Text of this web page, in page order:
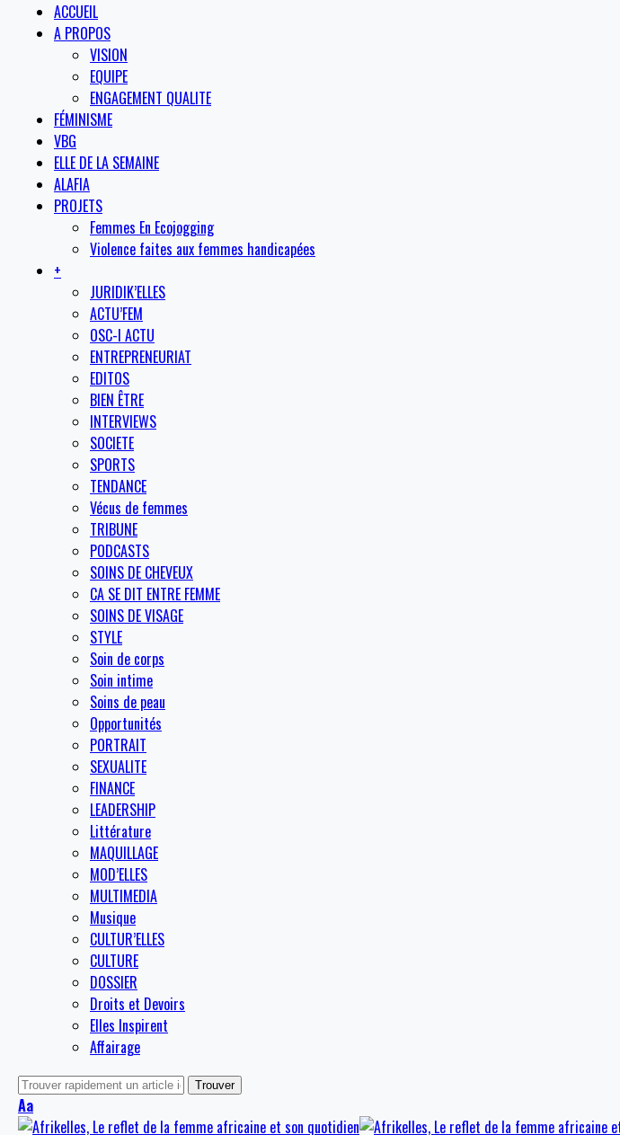
ACCUEIL
A PROPOS
VISION
EQUIPE
ENGAGEMENT QUALITE
FÉMINISME
VBG
ELLE DE LA SEMAINE
ALAFIA
PROJETS
Femmes En Ecojogging
Violence faites aux femmes handicapées
+
JURIDIK’ELLES
ACTU’FEM
OSC-I ACTU
ENTREPRENEURIAT
EDITOS
BIEN ÊTRE
INTERVIEWS
SOCIETE
SPORTS
TENDANCE
Vécus de femmes
TRIBUNE
PODCASTS
SOINS DE CHEVEUX
CA SE DIT ENTRE FEMME
SOINS DE VISAGE
STYLE
Soin de corps
Soin intime
Soins de peau
Opportunités
PORTRAIT
SEXUALITE
FINANCE
LEADERSHIP
Littérature
MAQUILLAGE
MOD’ELLES
MULTIMEDIA
Musique
CULTUR’ELLES
CULTURE
DOSSIER
Droits et Devoirs
Elles Inspirent
Affairage
Aa